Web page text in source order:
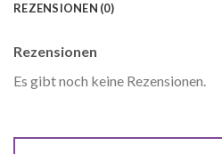
REZENSIONEN (0)
Rezensionen
Es gibt noch keine Rezensionen.